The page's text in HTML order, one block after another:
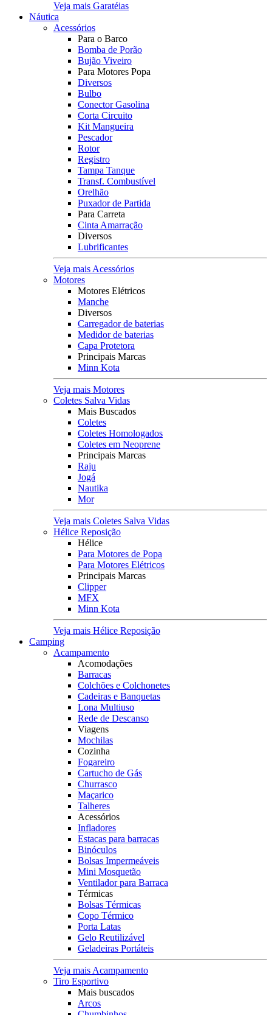
Veja mais Garatéias
Náutica
Acessórios
Para o Barco
Bomba de Porão
Bujão Viveiro
Para Motores Popa
Diversos
Bulbo
Conector Gasolina
Corta Circuito
Kit Mangueira
Pescador
Rotor
Registro
Tampa Tanque
Transf. Combustível
Orelhão
Puxador de Partida
Para Carreta
Cinta Amarração
Diversos
Lubrificantes
Veja mais Acessórios
Motores
Motores Elétricos
Manche
Diversos
Carregador de baterias
Medidor de baterias
Capa Protetora
Principais Marcas
Minn Kota
Veja mais Motores
Coletes Salva Vidas
Mais Buscados
Coletes
Coletes Homologados
Coletes em Neoprene
Principais Marcas
Raju
Jogá
Nautika
Mor
Veja mais Coletes Salva Vidas
Hélice Reposição
Hélice
Para Motores de Popa
Para Motores Elétricos
Principais Marcas
Clipper
MFX
Minn Kota
Veja mais Hélice Reposição
Camping
Acampamento
Acomodações
Barracas
Colchões e Colchonetes
Cadeiras e Banquetas
Lona Multiuso
Rede de Descanso
Viagens
Mochilas
Cozinha
Fogareiro
Cartucho de Gás
Churrasco
Maçarico
Talheres
Acessórios
Infladores
Estacas para barracas
Binóculos
Bolsas Impermeáveis
Mini Mosquetão
Ventilador para Barraca
Térmicas
Bolsas Térmicas
Copo Térmico
Porta Latas
Gelo Reutilizável
Geladeiras Portáteis
Veja mais Acampamento
Tiro Esportivo
Mais buscados
Arcos